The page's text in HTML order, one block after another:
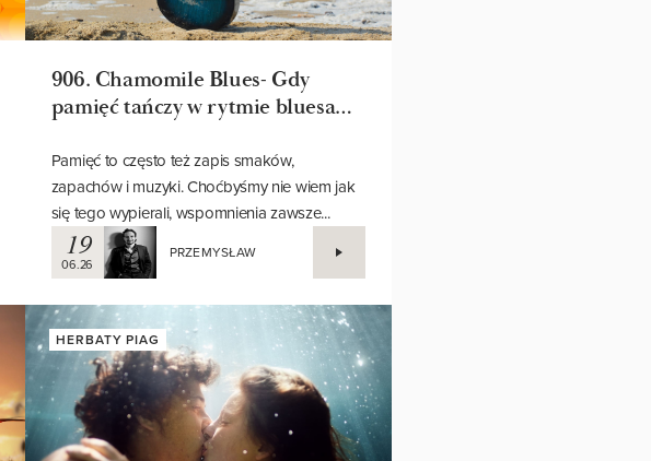
906. Chamomile Blues- Gdy
pamięć tańczy w rytmie bluesa…
Pamięć to często też zapis smaków,
zapachów i muzyki. Choćbyśmy nie wiem jak
się tego wypierali, wspomnienia zawsze...
19
06.26
HERBATY PIAG